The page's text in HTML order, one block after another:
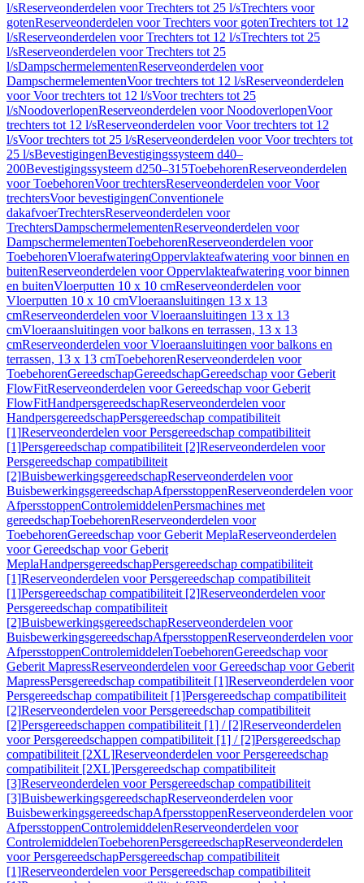
l/sReserveonderdelen voor Trechters tot 25 l/sTrechters voor
gotenReserveonderdelen voor Trechters voor gotenTrechters tot 12
l/sReserveonderdelen voor Trechters tot 12 l/sTrechters tot 25
l/sReserveonderdelen voor Trechters tot 25
l/sDampschermelementenReserveonderdelen voor
DampschermelementenVoor trechters tot 12 l/sReserveonderdelen
voor Voor trechters tot 12 l/sVoor trechters tot 25
l/sNoodoverlopenReserveonderdelen voor NoodoverlopenVoor
trechters tot 12 l/sReserveonderdelen voor Voor trechters tot 12
l/sVoor trechters tot 25 l/sReserveonderdelen voor Voor trechters tot
25 l/sBevestigingenBevestigingssysteem d40–
200Bevestigingssysteem d250–315ToebehorenReserveonderdelen
voor ToebehorenVoor trechtersReserveonderdelen voor Voor
trechtersVoor bevestigingenConventionele
dakafvoerTrechtersReserveonderdelen voor
TrechtersDampschermelementenReserveonderdelen voor
DampschermelementenToebehorenReserveonderdelen voor
ToebehorenVloerafwateringOppervlakteafwatering voor binnen en
buitenReserveonderdelen voor Oppervlakteafwatering voor binnen
en buitenVloerputten 10 x 10 cmReserveonderdelen voor
Vloerputten 10 x 10 cmVloeraansluitingen 13 x 13
cmReserveonderdelen voor Vloeraansluitingen 13 x 13
cmVloeraansluitingen voor balkons en terrassen, 13 x 13
cmReserveonderdelen voor Vloeraansluitingen voor balkons en
terrassen, 13 x 13 cmToebehorenReserveonderdelen voor
ToebehorenGereedschapGereedschapGereedschap voor Geberit
FlowFitReserveonderdelen voor Gereedschap voor Geberit
FlowFitHandpersgereedschapReserveonderdelen voor
HandpersgereedschapPersgereedschap compatibiliteit
[1]Reserveonderdelen voor Persgereedschap compatibiliteit
[1]Persgereedschap compatibiliteit [2]Reserveonderdelen voor
Persgereedschap compatibiliteit
[2]BuisbewerkingsgereedschapReserveonderdelen voor
BuisbewerkingsgereedschapAfpersstoppenReserveonderdelen voor
AfpersstoppenControlemiddelenPersmachines met
gereedschapToebehorenReserveonderdelen voor
ToebehorenGereedschap voor Geberit MeplaReserveonderdelen
voor Gereedschap voor Geberit
MeplaHandpersgereedschapPersgereedschap compatibiliteit
[1]Reserveonderdelen voor Persgereedschap compatibiliteit
[1]Persgereedschap compatibiliteit [2]Reserveonderdelen voor
Persgereedschap compatibiliteit
[2]BuisbewerkingsgereedschapReserveonderdelen voor
BuisbewerkingsgereedschapAfpersstoppenReserveonderdelen voor
AfpersstoppenControlemiddelenToebehorenGereedschap voor
Geberit MapressReserveonderdelen voor Gereedschap voor Geberit
MapressPersgereedschap compatibiliteit [1]Reserveonderdelen voor
Persgereedschap compatibiliteit [1]Persgereedschap compatibiliteit
[2]Reserveonderdelen voor Persgereedschap compatibiliteit
[2]Persgereedschappen compatibiliteit [1] / [2]Reserveonderdelen
voor Persgereedschappen compatibiliteit [1] / [2]Persgereedschap
compatibiliteit [2XL]Reserveonderdelen voor Persgereedschap
compatibiliteit [2XL]Persgereedschap compatibiliteit
[3]Reserveonderdelen voor Persgereedschap compatibiliteit
[3]BuisbewerkingsgereedschapReserveonderdelen voor
BuisbewerkingsgereedschapAfpersstoppenReserveonderdelen voor
AfpersstoppenControlemiddelenReserveonderdelen voor
ControlemiddelenToebehorenPersgereedschapReserveonderdelen
voor PersgereedschapPersgereedschap compatibiliteit
[1]Reserveonderdelen voor Persgereedschap compatibiliteit